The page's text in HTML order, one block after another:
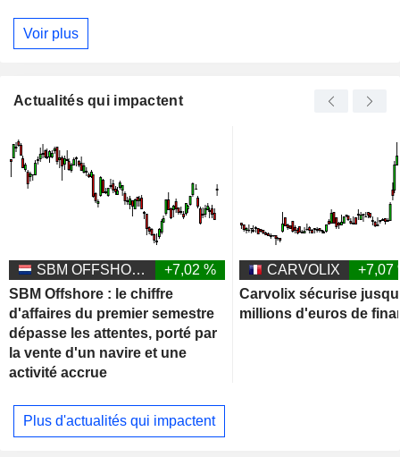
Voir plus
Actualités qui impactent
SBM OFFSHORE N.V.
+7,02 %
SBM Offshore : le chiffre
d'affaires du premier semestre
dépasse les attentes, porté par
la vente d'un navire et une
activité accrue
CARVOLIX
+7,07
Carvolix sécurise
millions d'euros de
Plus d'actualités qui impactent